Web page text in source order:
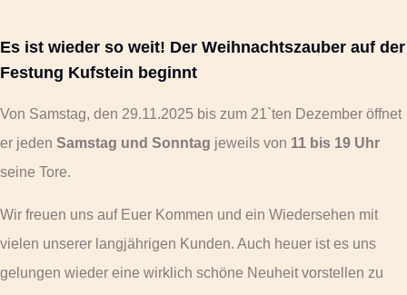
Es ist wieder so weit! Der Weihnachtszauber auf der
Festung Kufstein beginnt
Von Samstag, den 29.11.2025 bis zum 21`ten Dezember öffnet
er jeden Samstag und Sonntag jeweils von 11 bis 19 Uhr
seine Tore.
Wir freuen uns auf Euer Kommen und ein Wiedersehen mit
vielen unserer langjährigen Kunden. Auch heuer ist es uns
gelungen wieder eine wirklich schöne Neuheit vorstellen zu